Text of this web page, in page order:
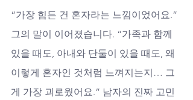
“가장 힘든 건 혼자라는 느낌이었어요.”
그의 말이 이어졌습니다. “가족과 함께
있을 때도, 아내와 단둘이 있을 때도, 왜
이렇게 혼자인 것처럼 느껴지는지… 그
게 가장 괴로웠어요.” 남자의 진짜 고민